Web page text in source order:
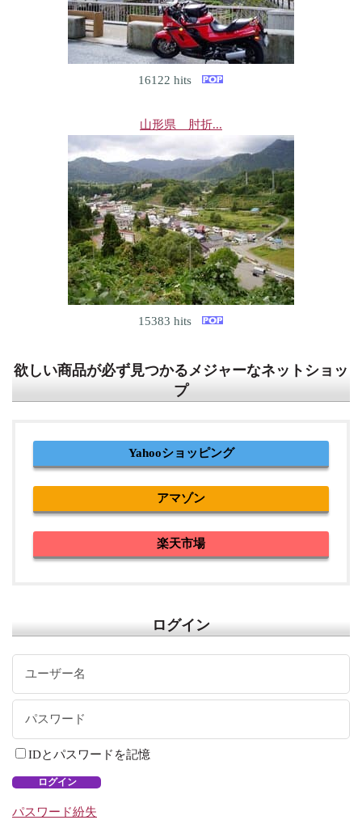
16122 hits
山形県 肘折...
15383 hits
欲しい商品が必ず見つかるメジャーなネットショッ
プ
Yahooショッピング
アマゾン
楽天市場
ログイン
IDとパスワードを記憶
ログイン
パスワード紛失